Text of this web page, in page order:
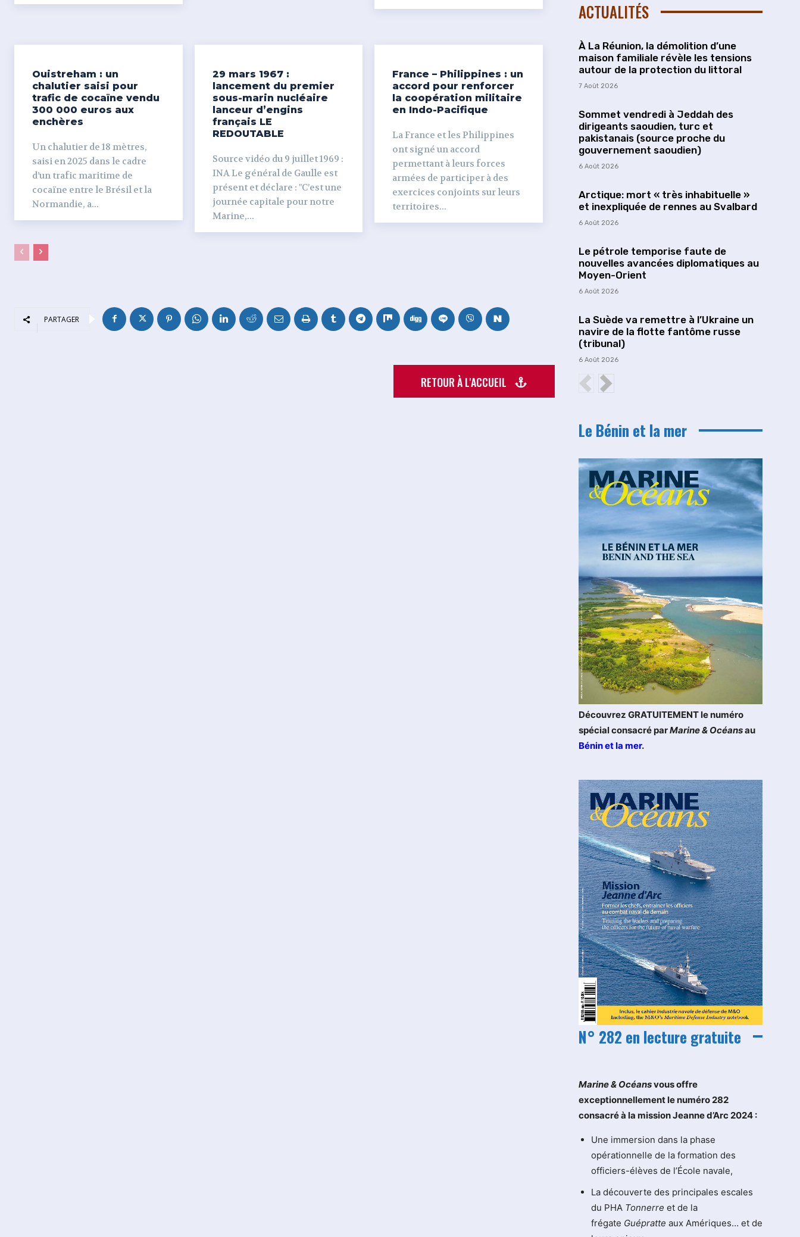
Ouistreham : un
chalutier saisi pour
trafic de cocaïne vendu
300 000 euros aux
enchères
Un chalutier de 18 mètres,
saisi en 2025 dans le cadre
d’un trafic maritime de
cocaïne entre le Brésil et la
Normandie, a...
29 mars 1967 :
lancement du premier
sous-marin nucléaire
lanceur d’engins
français LE
REDOUTABLE
Source vidéo du 9 juillet 1969 :
INA Le général de Gaulle est
présent et déclare : "C’est une
journée capitale pour notre
Marine,...
France – Philippines : un
accord pour renforcer
la coopération militaire
en Indo-Pacifique
La France et les Philippines
ont signé un accord
permettant à leurs forces
armées de participer à des
exercices conjoints sur leurs
territoires...
PARTAGER
RETOUR À L'ACCUEIL
ACTUALITÉS
À La Réunion, la démolition d’une
maison familiale révèle les tensions
autour de la protection du littoral
7 Août 2026
Sommet vendredi à Jeddah des
dirigeants saoudien, turc et
pakistanais (source proche du
gouvernement saoudien)
6 Août 2026
Arctique: mort « très inhabituelle »
et inexpliquée de rennes au Svalbard
6 Août 2026
Le pétrole temporise faute de
nouvelles avancées diplomatiques au
Moyen-Orient
6 Août 2026
La Suède va remettre à l’Ukraine un
navire de la flotte fantôme russe
(tribunal)
6 Août 2026
Le Bénin et la mer
Découvrez GRATUITEMENT le numéro
spécial consacré parMarine & Océansau
Bénin et la mer.
N° 282 en lecture gratuite
Marine & Océansvous offre
exceptionnellement le numéro 282
consacré à la mission Jeanne d’Arc 2024 :
Une immersion dans la phase
opérationnelle de la formation des
officiers-élèves de l’École navale,
La découverte des principales escales
du PHA Tonnerre et de la
frégate Guépratte aux Amériques… et de